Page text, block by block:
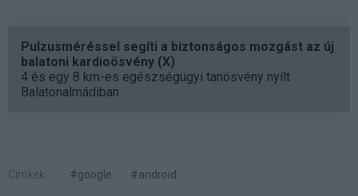
Pulzusméréssel segíti a biztonságos mozgást az új
balatoni kardioösvény (X)
4 és egy 8 km-es egészségügyi tanösvény nyílt
Balatonalmádiban.
Címkék: #google #android